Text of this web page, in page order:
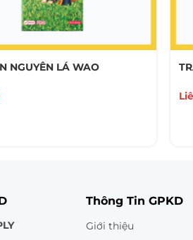
NGUYÊN LÁ WAO
Thông Tin GPKD
Giới thiệu